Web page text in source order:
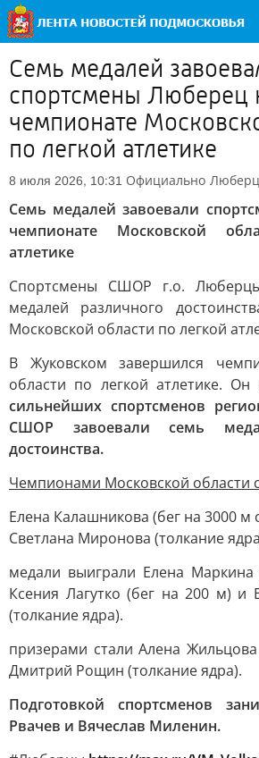
Семь медалей
спортсмены Люберец
чемпионате
по легкой атлетике
8 июля 2026, 10:31 Официально
Семь медалей завоевали
чемпионате Московской
атлетике
Спортсмены СШОР г.о.
медалей различного
Московской области по легкой
В Жуковском завершился
области по легкой атлетике. Он
сильнейших спортсменов
СШОР завоевали семь
достоинства.
Чемпионами Московской области
Елена Калашникова (бег на 3000 м
Светлана Миронова (толкание
медали выиграли Елена
Ксения Лагутко (бег на 200 м) и
(толкание ядра).
призерами стали Алена
Дмитрий Рощин (толкание ядра).
Подготовкой спортсменов
Рвачев и Вячеслав Миленин.